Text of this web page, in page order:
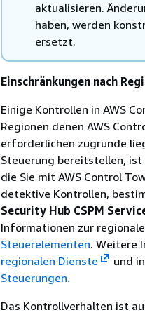
aktualisieren.
haben, werden
ersetzt.
Einschränkungen nach
Einige Kontrollen in AWS
Regionen denen AWS
erforderlichen zugrunde
Steuerung bereitstellen,
die Sie mit AWS Control
detektive Kontrollen,
Security Hub CSPM
Informationen zur
Steuerelementen. Weitere
regionalen Dienste
und
Steuerungen.
Das Kontrollverhalten ist